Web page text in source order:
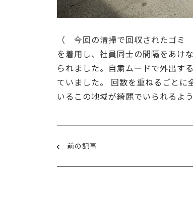
（ 今回の清掃で回収されたゴミ
を着用し、社員同士の間隔をあけ
られました。自粛ムードで外出す
ていました。 回数を重ねるごとに
いるこの地域が綺麗でいられる
前の記事